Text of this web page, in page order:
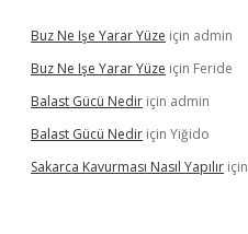
Buz Ne Işe Yarar Yüze için admin
Buz Ne Işe Yarar Yüze için Feride
Balast Gücü Nedir için admin
Balast Gücü Nedir için Yiğido
Sakarca Kavurması Nasıl Yapılır için